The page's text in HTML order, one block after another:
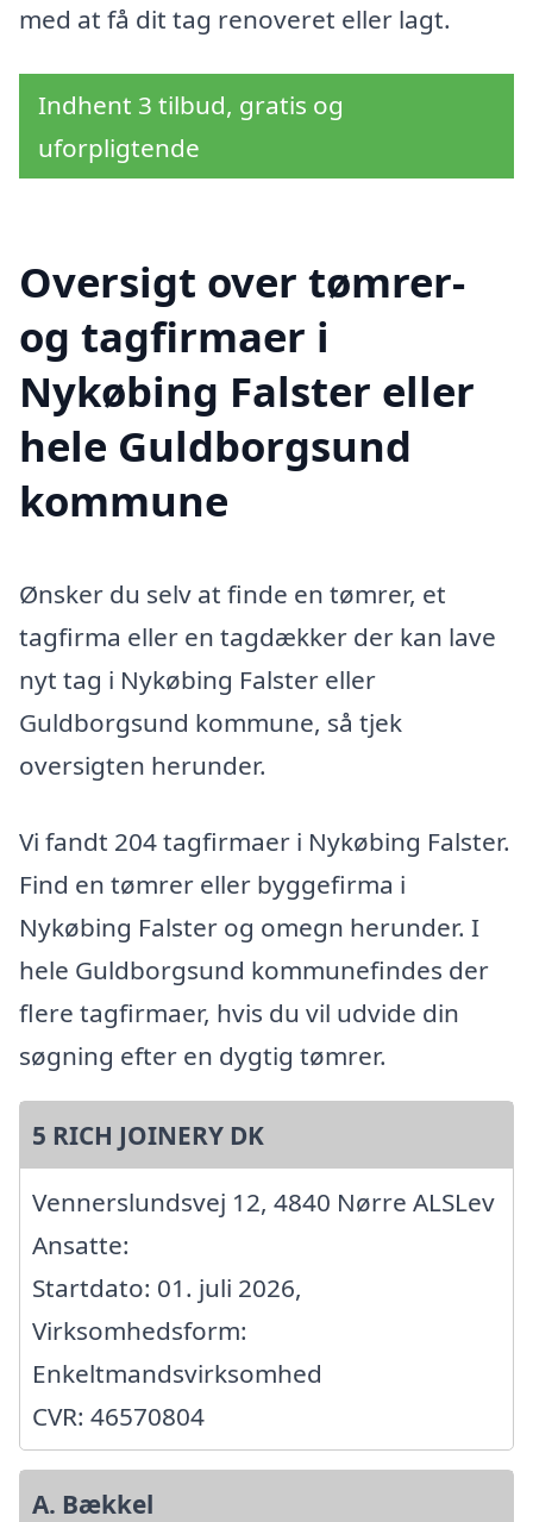
med at få dit tag renoveret eller lagt.
Indhent 3 tilbud, gratis og
uforpligtende
Oversigt over tømrer-
og tagfirmaer i
Nykøbing Falster eller
hele Guldborgsund
kommune
Ønsker du selv at finde en tømrer, et
tagfirma eller en tagdækker der kan lave
nyt tag i Nykøbing Falster eller
Guldborgsund kommune, så tjek
oversigten herunder.
Vi fandt 204 tagfirmaer i Nykøbing Falster.
Find en tømrer eller byggefirma i
Nykøbing Falster og omegn herunder. I
hele Guldborgsund kommunefindes der
flere tagfirmaer, hvis du vil udvide din
søgning efter en dygtig tømrer.
5 RICH JOINERY DK
Vennerslundsvej 12, 4840 Nørre ALSLev
Ansatte:
Startdato: 01. juli 2026,
Virksomhedsform:
Enkeltmandsvirksomhed
CVR: 46570804
A. Bækkel